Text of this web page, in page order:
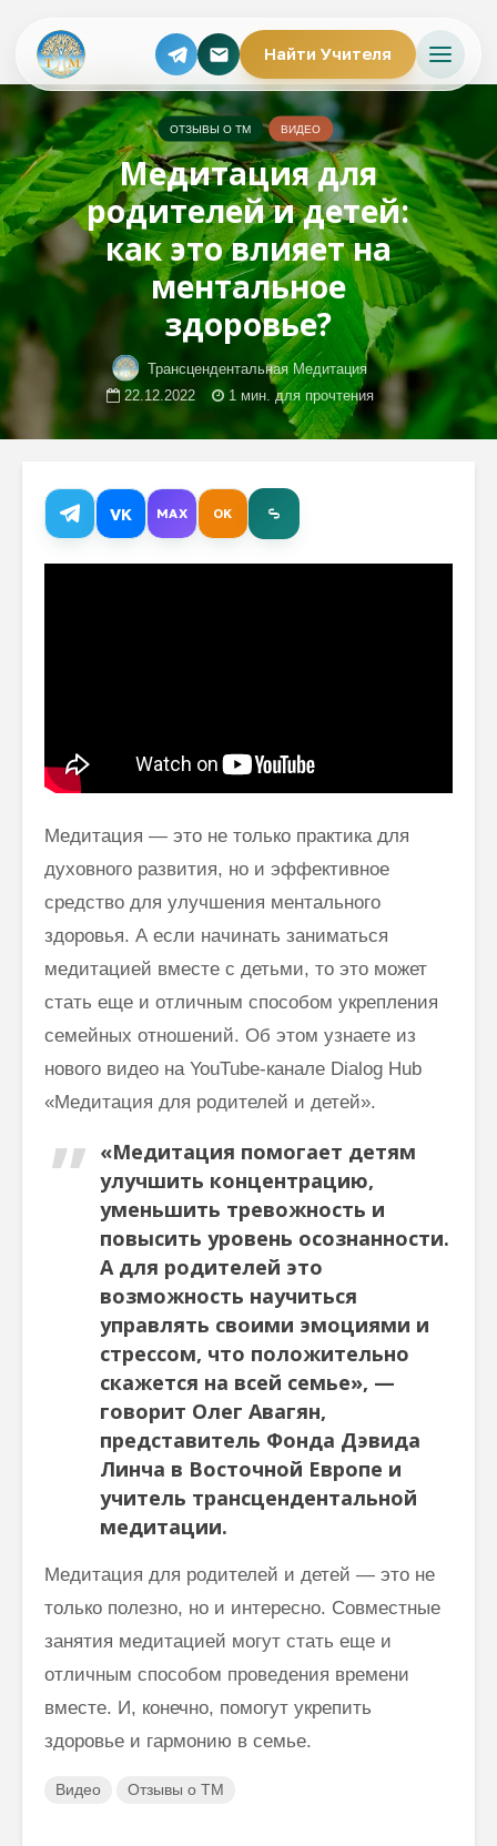
Найти Учителя
ОТЗЫВЫ О ТМ ВИДЕО
Медитация для
родителей и детей:
как это влияет на
ментальное
здоровье?
Трансцендентальная Медитация
22.12.2022
1 мин. для прочтения
VK MAX OK
Медитация — это не только практика для
духовного развития, но и эффективное
средство для улучшения ментального
здоровья. А если начинать заниматься
медитацией вместе с детьми, то это может
стать еще и отличным способом укрепления
семейных отношений. Об этом узнаете из
нового видео на YouTube-канале Dialog Hub
«Медитация для родителей и детей».
«Медитация помогает детям
улучшить концентрацию,
уменьшить тревожность и
повысить уровень осознанности.
А для родителей это
возможность научиться
управлять своими эмоциями и
стрессом, что положительно
скажется на всей семье», —
говорит Олег Авагян,
представитель Фонда Дэвида
Линча в Восточной Европе и
учитель трансцендентальной
медитации.
Медитация для родителей и детей — это не
только полезно, но и интересно. Совместные
занятия медитацией могут стать еще и
отличным способом проведения времени
вместе. И, конечно, помогут укрепить
здоровье и гармонию в семье.
Видео Отзывы о ТМ
Время требует
непоколебимости
соответственно
моменту и
Махеш Йоги:
“Неправильное
толкование Вед,
Упанишад,
Гиты, всей этой
философии
Веданты,
философии
йоги…”
Три облика